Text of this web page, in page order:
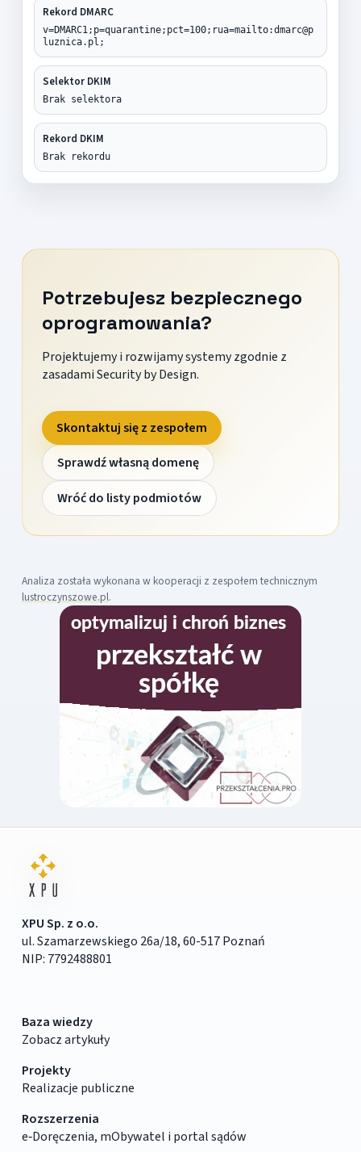
Rekord DMARC
v=DMARC1;p=quarantine;pct=100;rua=mailto:dmarc@p
luznica.pl;
Selektor DKIM
Brak selektora
Rekord DKIM
Brak rekordu
Potrzebujesz bezpiecznego
oprogramowania?
Projektujemy i rozwijamy systemy zgodnie z
zasadami Security by Design.
Skontaktuj się z zespołem
Sprawdź własną domenę
Wróć do listy podmiotów
Analiza została wykonana w kooperacji z zespołem technicznym
lustroczynszowe.pl.
XPU Sp. z o.o.
ul. Szamarzewskiego 26a/18, 60-517 Poznań
NIP: 7792488801
Baza wiedzy
Zobacz artykuły
Projekty
Realizacje publiczne
Rozszerzenia
e‑Doręczenia, mObywatel i portal sądów